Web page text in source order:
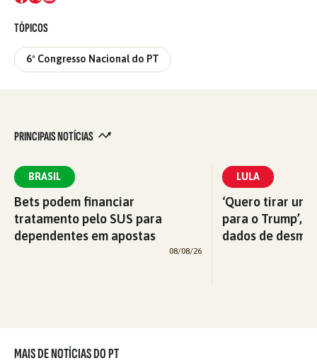
TÓPICOS
6º Congresso Nacional do PT
PRINCIPAIS NOTÍCIAS
BRASIL
Bets podem financiar
tratamento pelo SUS para
dependentes em apostas
08/08/26
LULA
‘Quero tirar
para o Trump’,
dados de
MAIS DE NOTÍCIAS DO PT